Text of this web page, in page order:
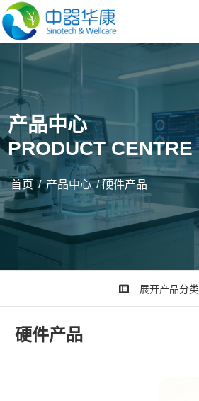
产品中心
PRODUCT CENTRE
首页 /产品中心/硬件产品
展开产品分类
硬件产品